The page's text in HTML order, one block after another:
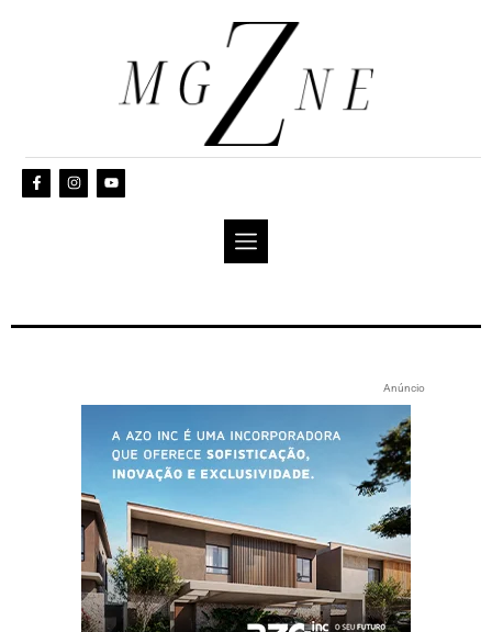
Anúncio